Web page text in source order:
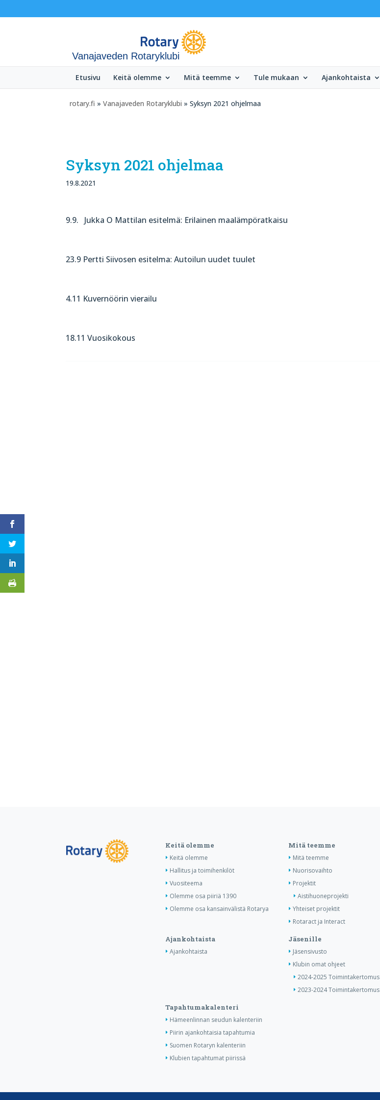
Vanajaveden Rotaryklubi
Etusivu Keitä olemme Mitä teemme Tule mukaan Ajankohtaista
rotary.fi » Vanajaveden Rotaryklubi » Syksyn 2021 ohjelmaa
Syksyn 2021 ohjelmaa
19.8.2021
9.9. Jukka O Mattilan esitelmä: Erilainen maalämpöratkaisu
23.9 Pertti Siivosen esitelma: Autoilun uudet tuulet
4.11 Kuvernöörin vierailu
18.11 Vuosikokous
Keitä olemme
Keitä olemme
Hallitus ja toimihenkilöt
Vuositeema
Olemme osa piiriä 1390
Olemme osa kansainvälistä Rotarya
Mitä teemme
Mitä teemme
Nuorisovaihto
Projektit
Aistihuoneprojekti
Yhteiset projektit
Rotaract ja Interact
Ajankohtaista
Ajankohtaista
Jäsenille
Jäsensivusto
Klubin omat ohjeet
2024-2025 Toimintakertomus
2023-2024 Toimintakertomus
Tapahtumakalenteri
Hämeenlinnan seudun kalenteriin
Piirin ajankohtaisia tapahtumia
Suomen Rotaryn kalenteriin
Klubien tapahtumat piirissä